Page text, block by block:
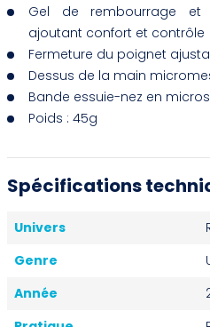
Gel de rembourrage et
ajoutant confort et contrôle
Fermeture du poignet
Dessus de la main
Bande essuie-nez en
Poids : 45g
Spécifications
Univers
Genre
Année